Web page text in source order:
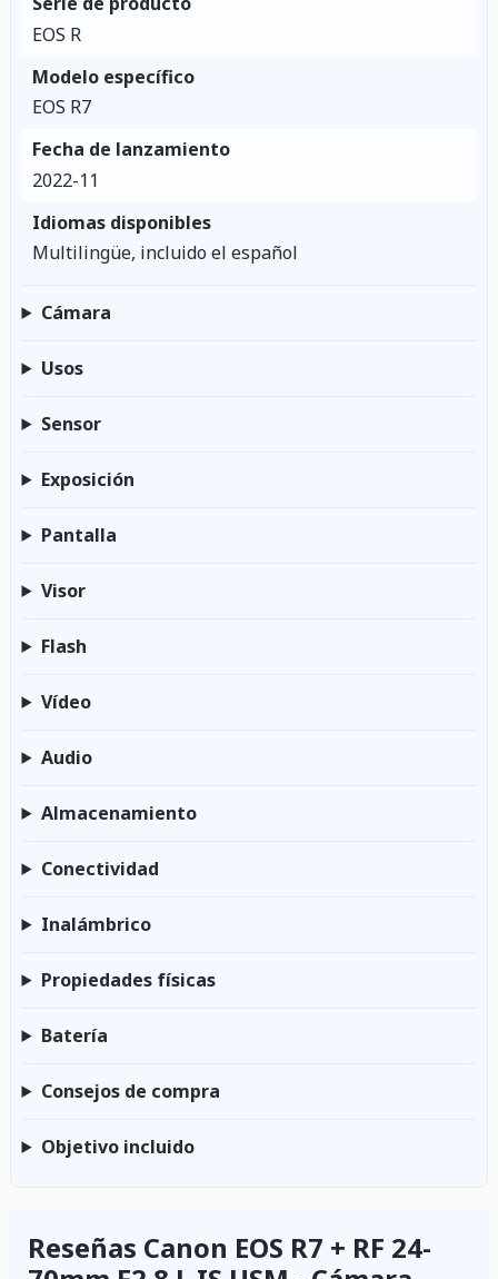
EOS R
Modelo específico
EOS R7
Fecha de lanzamiento
2022-11
Idiomas disponibles
Multilingüe, incluido el español
Cámara
Usos
Sensor
Exposición
Pantalla
Visor
Flash
Vídeo
Audio
Almacenamiento
Conectividad
Inalámbrico
Propiedades físicas
Batería
Consejos de compra
Objetivo incluido
Reseñas Canon EOS R7 + RF 24-